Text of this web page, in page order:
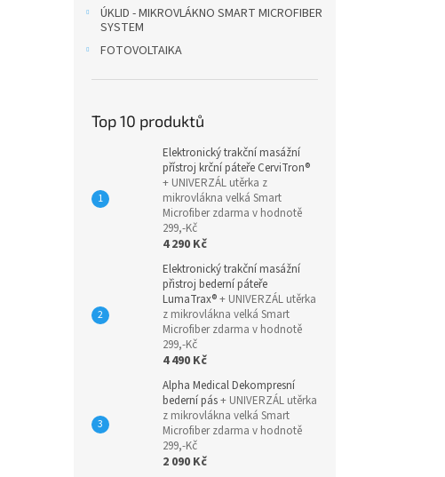
ÚKLID - MIKROVLÁKNO SMART MICROFIBER
SYSTEM
FOTOVOLTAIKA
Top 10 produktů
Elektronický trakční masážní
přístroj krční páteře CerviTron®
+ UNIVERZÁL utěrka z
mikrovlákna velká Smart
Microfiber zdarma v hodnotě
299,-Kč
4 290 Kč
Elektronický trakční masážní
přistroj bederní páteře
LumaTrax®+ UNIVERZÁL utěrka
z mikrovlákna velká Smart
Microfiber zdarma v hodnotě
299,-Kč
4 490 Kč
Alpha Medical Dekompresní
bederní pás+ UNIVERZÁL utěrka
z mikrovlákna velká Smart
Microfiber zdarma v hodnotě
299,-Kč
2 090 Kč